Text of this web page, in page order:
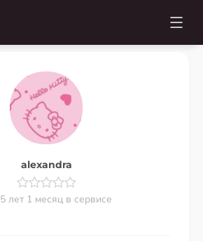
alexandra
5 лет 1 месяц в сервисе